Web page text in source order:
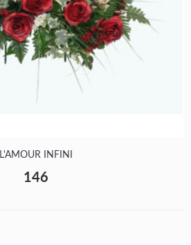
L'AMOUR INFINI
146